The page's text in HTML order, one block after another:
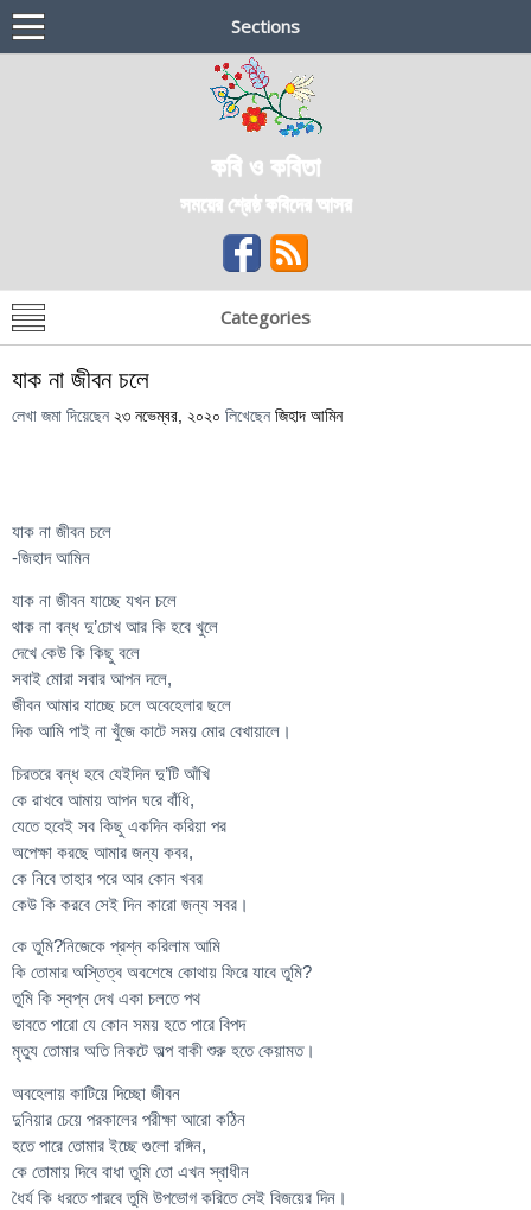
Sections
কবি ও কবিতা
সময়ের শ্রেষ্ঠ কবিদের আসর
Categories
যাক না জীবন চলে
লেখা জমা দিয়েছেন ২৩ নভেম্বর, ২০২০ লিখেছেন জিহাদ আমিন
যাক না জীবন চলে
-জিহাদ আমিন
যাক না জীবন যাচ্ছে যখন চলে
থাক না বন্ধ দু’চোখ আর কি হবে খুলে
দেখে কেউ কি কিছু বলে
সবাই মোরা সবার আপন দলে,
জীবন আমার যাচ্ছে চলে অবেহেলার ছলে
দিক আমি পাই না খুঁজে কাটে সময় মোর বেখায়ালে।
চিরতরে বন্ধ হবে যেইদিন দু’টি আঁখি
কে রাখবে আমায় আপন ঘরে বাঁধি,
যেতে হবেই সব কিছু একদিন করিয়া পর
অপেক্ষা করছে আমার জন্য কবর,
কে নিবে তাহার পরে আর কোন খবর
কেউ কি করবে সেই দিন কারো জন্য সবর।
কে তুমি?নিজেকে প্রশ্ন করিলাম আমি
কি তোমার অস্তিত্ব অবশেষে কোথায় ফিরে যাবে তুমি?
তুমি কি স্বপ্ন দেখ একা চলতে পথ
ভাবতে পারো যে কোন সময় হতে পারে বিপদ
মৃত্যু তোমার অতি নিকটে অল্প বাকী শুরু হতে কেয়ামত।
অবহেলায় কাটিয়ে দিচ্ছো জীবন
দুনিয়ার চেয়ে পরকালের পরীক্ষা আরো কঠিন
হতে পারে তোমার ইচ্ছে গুলো রঙ্গিন,
কে তোমায় দিবে বাধা তুমি তো এখন স্বাধীন
ধৈর্য কি ধরতে পারবে তুমি উপভোগ করিতে সেই বিজয়ের দিন।